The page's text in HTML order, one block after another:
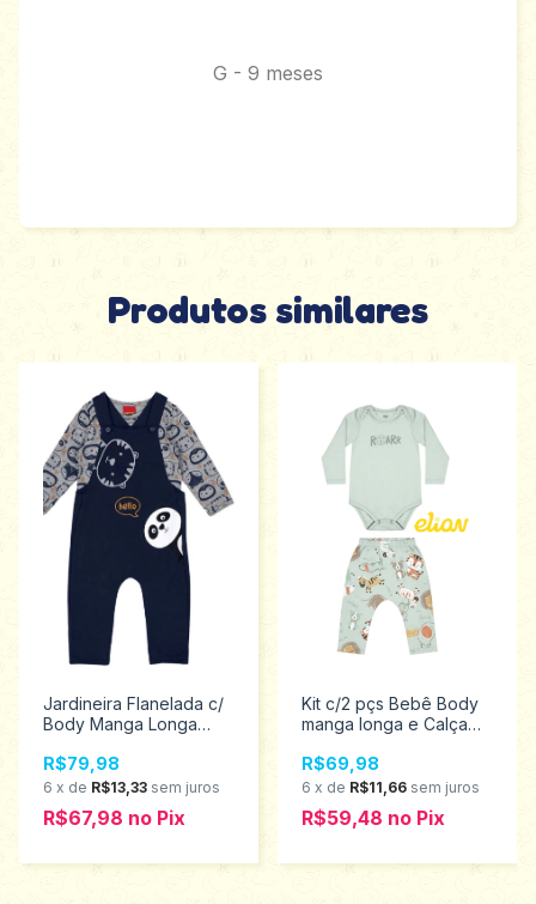
G - 9 meses
Produtos similares
Jardineira Flanelada c/
Body Manga Longa
Kyly Tamanhos M ao g
207889
R$79,98
6 x de R$13,33 sem juros
R$67,98 no Pix
Kit c/2 pçs Bebê Body
manga longa e Calça
Tamanhos P ao G Elian
201282
R$69,98
6 x de R$11,66 sem juros
R$59,48 no Pix